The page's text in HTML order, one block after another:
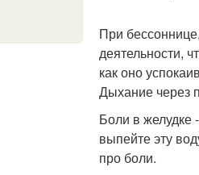
При
деятельности,
как оно
Дыхание через
Боли в желудке
выпейте эту
про боли.